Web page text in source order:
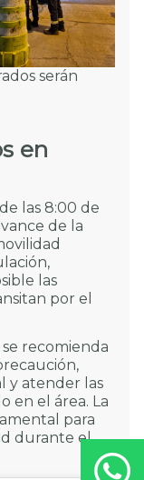
serán
en
las 8:00 de
de la
las
por el
recomienda
y atender las
en el área. La
para
durante el